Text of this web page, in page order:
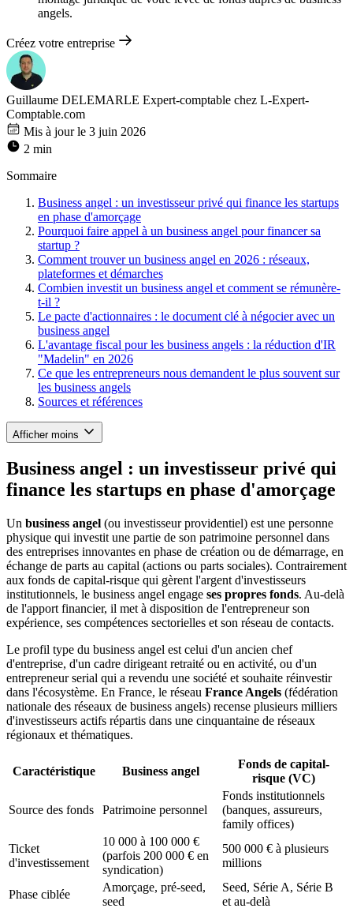
angels.
Créez votre entreprise
Guillaume DELEMARLE Expert-comptable chez L-Expert-
Comptable.com
Mis à jour le 3 juin 2026
2 min
Sommaire
Business angel : un investisseur privé qui finance les startups
en phase d'amorçage
Pourquoi faire appel à un business angel pour financer sa
startup ?
Comment trouver un business angel en 2026 : réseaux,
plateformes et démarches
Combien investit un business angel et comment se rémunère-
t-il ?
Le pacte d'actionnaires : le document clé à négocier avec un
business angel
L'avantage fiscal pour les business angels : la réduction d'IR
"Madelin" en 2026
Ce que les entrepreneurs nous demandent le plus souvent sur
les business angels
Sources et références
Afficher moins
Business angel : un investisseur privé qui
finance les startups en phase d'amorçage
Un business angel (ou investisseur providentiel) est une personne
physique qui investit une partie de son patrimoine personnel dans
des entreprises innovantes en phase de création ou de démarrage, en
échange de parts au capital (actions ou parts sociales). Contrairement
aux fonds de capital-risque qui gèrent l'argent d'investisseurs
institutionnels, le business angel engage ses propres fonds. Au-delà
de l'apport financier, il met à disposition de l'entrepreneur son
expérience, ses compétences sectorielles et son réseau de contacts.
Le profil type du business angel est celui d'un ancien chef
d'entreprise, d'un cadre dirigeant retraité ou en activité, ou d'un
entrepreneur serial qui a revendu une société et souhaite réinvestir
dans l'écosystème. En France, le réseau France Angels (fédération
nationale des réseaux de business angels) recense plusieurs milliers
d'investisseurs actifs répartis dans une cinquantaine de réseaux
régionaux et thématiques.
Caractéristique Business angel
Fonds de capital-
risque (VC)
Source des fonds Patrimoine personnel
Fonds institutionnels
(banques, assureurs,
family offices)
Ticket
d'investissement
10 000 à 100 000 €
(parfois 200 000 € en
syndication)
500 000 € à plusieurs
millions
Phase ciblée
Amorçage, pré-seed,
seed
Seed, Série A, Série B
et au-delà